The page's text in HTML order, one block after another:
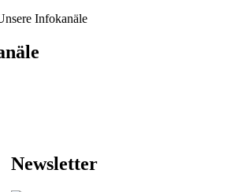
Infokanäle
Newsletter